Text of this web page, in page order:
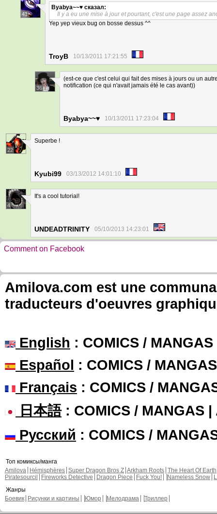
41
Byabya~~♥ сказал:
Il y a eu une mise à jour et pourtant, c'est une page assez
Yep yep vieux bug on bosse dessus ^^
TroyB 10/13/2011 17:21:55
36
(est-ce que c'est celui qui fait des mises à jours ou un
notification (ce qui n'avait jamais été le cas avant))
Byabya~~♥ 10/13/2011 17:23:04
22
Superbe !
Kyubi99 03/13/2012 14:01:10
4
It's a cool tutorial!
UNDEADTRINITY 05/10/2013 14:23:01
Comment on Facebook
Amilova.com est une
traducteurs d'oeuvres
English : COMICS /
Español : COMICS /
Français : COMICS /
日本語: COMICS / MANGAS |
Русский : COMICS /
Топ комиксы/манга
Amilova
Hémisphères Super Dragon Bros Z Arkham Roots The Heart Of Earth
Piratesourcil
Fireworks Detective Dragon Piece Fuck You! Nameless Snow
Жанры
Боевик
Рисунки и картины Юмор Мелодрама Триллер